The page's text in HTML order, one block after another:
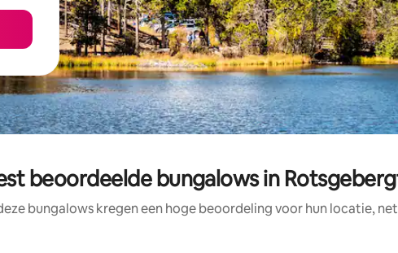
beoordeelde bungalows in
bungalows kregen een hoge beoordeling voor hun locatie,